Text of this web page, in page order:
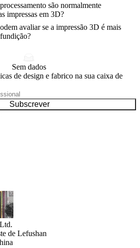
são normalmente
impressas em 3D?
avaliar se a impressão 3D é mais
Sem dados
de design e fabrico na sua caixa de
Subscrever
de Lefushan